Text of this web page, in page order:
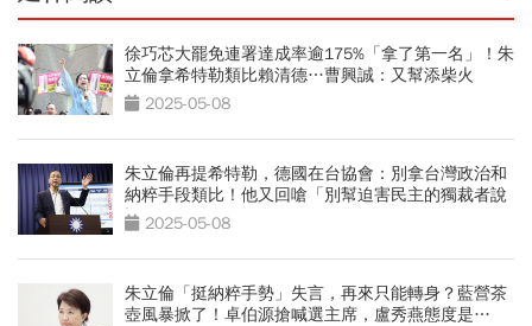
徐巧芯大罷免連署達成率逾175%「拿了第一名」！朱
立倫拿希特勒類比賴清德…曹興誠：又幫添柴火
2025-05-08
朱立倫再提希特勒，德國在台協會：別拿台灣政治和
納粹手段類比！他又回嗆「別幫迫害民主的獨裁者說
話」2025-05-08
朱立倫「挺納粹手勢」失言，再來只能轉身？藍營茶
壺風暴掀了！卓伯源搶喊選主席，盧秀燕態度是…